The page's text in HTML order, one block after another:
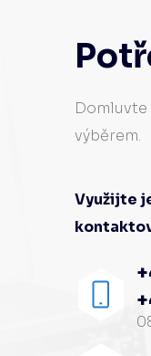
Domluvte
výběrem.
Využijte